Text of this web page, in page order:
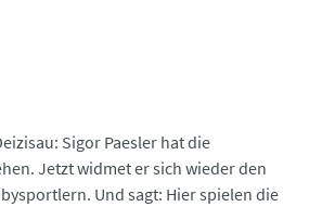
Sigor Paesler hat die
Jetzt widmet er sich wieder den
Und sagt: Hier spielen die